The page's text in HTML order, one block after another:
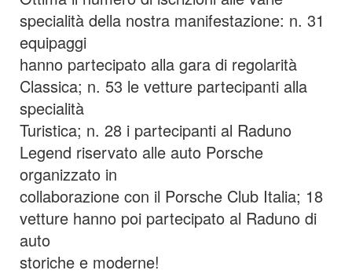
specialità della nostra manifestazione: n. 31
equipaggi
hanno partecipato alla gara di regolarità
Classica; n. 53 le vetture partecipanti alla
specialità
Turistica; n. 28 i partecipanti al Raduno
Legend riservato alle auto Porsche
organizzato in
collaborazione con il Porsche Club Italia; 18
vetture hanno poi partecipato al Raduno di
auto
storiche e moderne!